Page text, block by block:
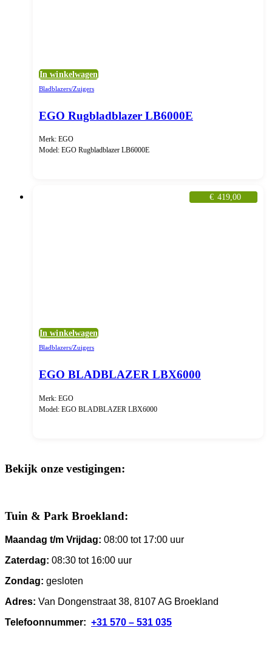
In winkelwagen
Bladblazers/Zuigers
EGO Rugbladblazer LB6000E
Merk: EGO
Model: EGO Rugbladblazer LB6000E
€ 419,00
In winkelwagen
Bladblazers/Zuigers
EGO BLADBLAZER LBX6000
Merk: EGO
Model: EGO BLADBLAZER LBX6000
Bekijk onze vestigingen:
Tuin & Park Broekland:
Maandag t/m Vrijdag: 08:00 tot 17:00 uur
Zaterdag: 08:30 tot 16:00 uur
Zondag: gesloten
Adres: Van Dongenstraat 38, 8107 AG Broekland
Telefoonnummer: +31 570 – 531 035